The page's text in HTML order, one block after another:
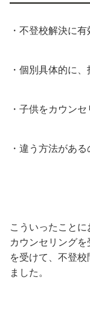
・不登校解決に
・個別具体的に
・子供をカウン
・違う方法があ
こういったこと
カウンセリング
を受けて、不登
ました。